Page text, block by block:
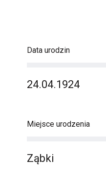
Data urodzin
24.04.1924
Miejsce urodzenia
Ząbki